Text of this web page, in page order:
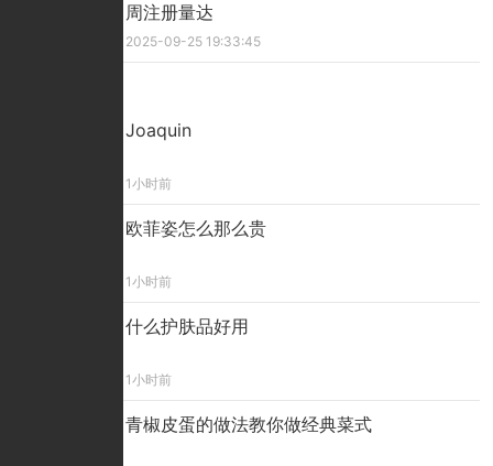
周注册量达
2025-09-25 19:33:45
Joaquin
1小时前
欧菲姿怎么那么贵
1小时前
什么护肤品好用
1小时前
青椒皮蛋的做法教你做经典菜式